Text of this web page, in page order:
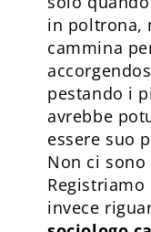
in poltrona,
cammina
pestando i
avrebbe
essere suo
Non ci sono
invece